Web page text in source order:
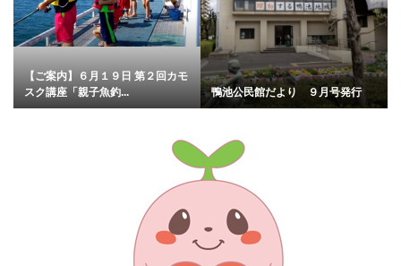
【ご案内】６月１９日 第２回カモ
スク講座「親子魚釣...
鴨池公民館だより ９月号発行